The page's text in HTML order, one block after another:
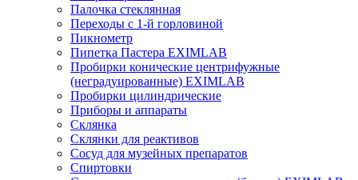
Палочка стеклянная
Переходы с 1-й горловиной
Пикнометр
Пипетка Пастера EXIMLAB
Пробирки конические центрифужные
(неградуированные) EXIMLAB
Пробирки цилиндрические
Приборы и аппараты
Склянка
Склянки для реактивов
Сосуд для музейных препаратов
Спиртовки